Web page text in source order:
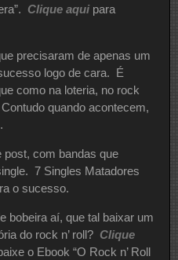
Clique aquipara
precisaram de apenas um
logo de cara. É
como na loteria, no rock
quando acontecem,
com bandas que
7 Singles Matadores
o sucesso.
bobeira aí, que tal baixar um
do rock n’ roll? Clique
o Ebook “O Rock n’ Roll